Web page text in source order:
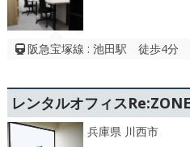
阪急宝塚線 : 池田駅 徒歩4分
レンタルオフィス
兵庫県 川西市